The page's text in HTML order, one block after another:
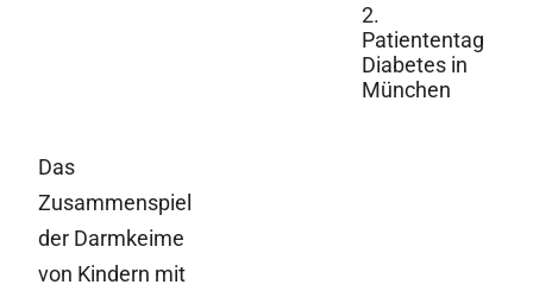
2.
Patiententag
Diabetes in
München
Das
Zusammenspiel
der Darmkeime
von Kindern mit